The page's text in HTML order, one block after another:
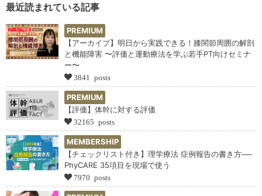
最近読まれている記事
PREMIUM
【アーカイブ】明日から実践できる！膝関節周囲の解剖
と機能障害 〜評価と運動療法を学ぶ若手PT向けセミナ
ー〜
3841 posts
PREMIUM
【評価】体幹に対する評価
32165 posts
MEMBERSHIP
【チェックリスト付き】理学療法 症例報告の書き方──
PhyCARE 35項目を現場で使う
7970 posts